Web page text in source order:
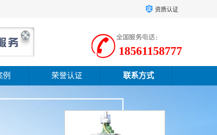
资质认证
18561158777
例 荣誉认证 联系方式